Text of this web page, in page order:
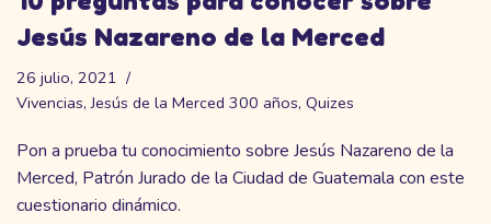
Jesús Nazareno de la Merced
26 julio, 2021
Vivencias,Jesús de la Merced 300 años, Quizes
Pon a prueba tu conocimiento sobre Jesús Nazareno de la
Merced, Patrón Jurado de la Ciudad de Guatemala con este
cuestionario dinámico.